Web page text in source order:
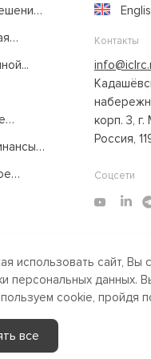
Контакты
корп. 3, г.
Россия,
Соцсети
использовать сайт, Вы
персональных данных.
cookie, пройдя
все